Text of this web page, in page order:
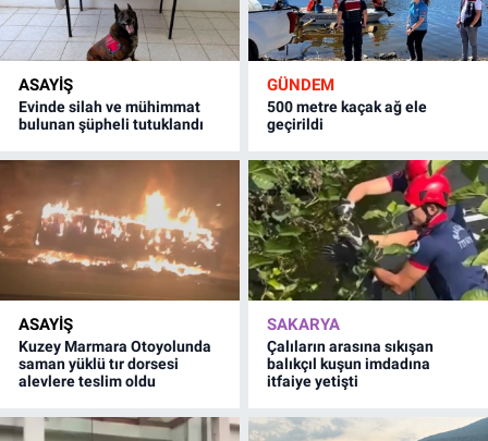
ASAYİŞ
Evinde silah ve mühimmat
bulunan şüpheli tutuklandı
GÜNDEM
500 metre kaçak ağ ele
geçirildi
ASAYİŞ
Kuzey Marmara Otoyolunda
saman yüklü tır dorsesi
alevlere teslim oldu
SAKARYA
Çalıların arasına sıkışan
balıkçıl kuşun imdadına
itfaiye yetişti